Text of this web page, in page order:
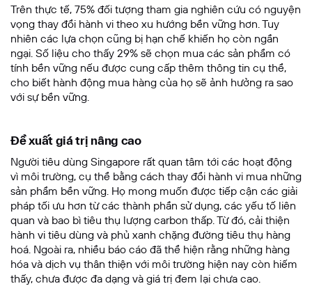
Trên thực tế, 75% đối tượng tham gia nghiên cứu có nguyện
vọng thay đổi hành vi theo xu hướng bền vững hơn. Tuy
nhiên các lựa chọn cũng bị hạn chế khiến họ còn ngần
ngại. Số liệu cho thấy 29% sẽ chọn mua các sản phẩm có
tính bền vững nếu được cung cấp thêm thông tin cụ thể,
cho biết hành động mua hàng của họ sẽ ảnh hưởng ra sao
với sự bền vững.
Đề xuất giá trị nâng cao
Người tiêu dùng Singapore rất quan tâm tới các hoạt động
vì môi trường, cụ thể bằng cách thay đổi hành vi mua những
sản phẩm bền vững. Họ mong muốn được tiếp cận các giải
pháp tối ưu hơn từ các thành phần sử dụng, các yếu tố liên
quan và bao bì tiêu thụ lượng carbon thấp. Từ đó, cải thiện
hành vi tiêu dùng và phủ xanh chặng đường tiêu thụ hàng
hoá. Ngoài ra, nhiều báo cáo đã thể hiện rằng những hàng
hóa và dịch vụ thân thiện với môi trường hiện nay còn hiếm
thấy, chưa được đa dạng và giá trị đem lại chưa cao.